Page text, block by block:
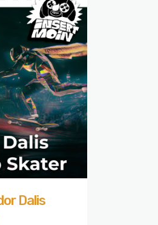
Dalis